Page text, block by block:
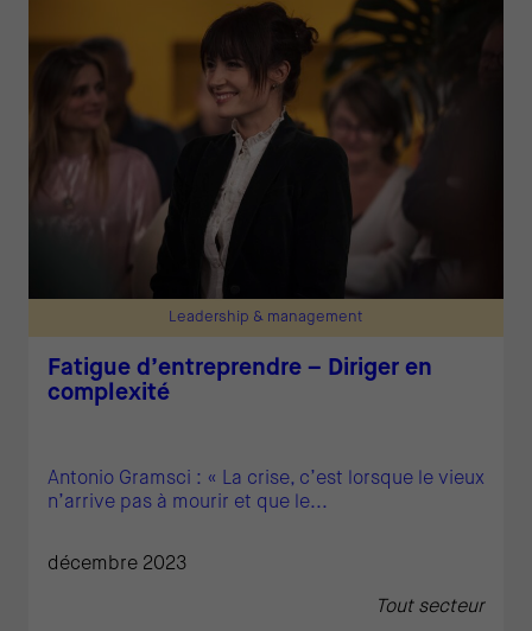
Leadership & management
Fatigue d’entreprendre – Diriger en
complexité
Antonio Gramsci : « La crise, c’est lorsque le vieux
n’arrive pas à mourir et que le...
décembre 2023
Tout secteur